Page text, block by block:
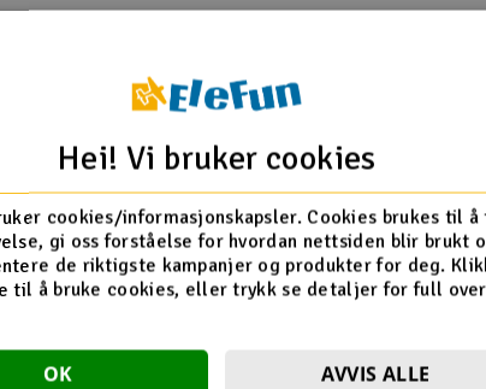
Hei! Vi bruker cookies
cookies/informasjonskapsler. Cookies brukes til
gi oss forståelse for hvordan nettsiden blir brukt
de riktigste kampanjer og produkter for deg.
til å bruke cookies, eller trykk se detaljer for full
OK AVVIS ALLE